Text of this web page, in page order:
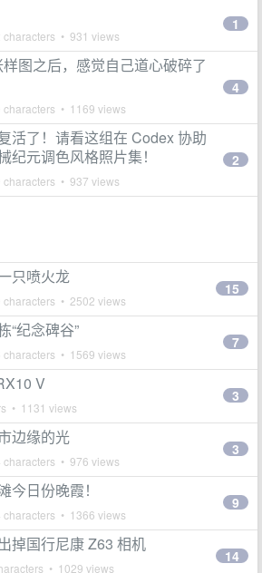
characters • 931 views
1
图之后，感觉自己道心破碎了
characters • 1169 views
4
活了！请看这组在 Codex 协助
纪元调色风格照片集！
characters • 937 views
2
只喷火龙
characters • 2502 views
15
“纪念碑谷”
characters • 1569 views
7
V
• 1131 views
3
边缘的光
characters • 976 views
3
今日份晚霞！
characters • 1366 views
9
掉国行尼康 Z63 相机
• 1029 views
14